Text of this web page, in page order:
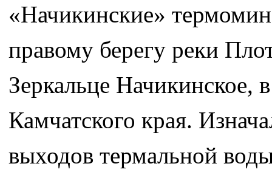
«Начикинские»
правому берегу реки
Зеркальце Начикинское,
Камчатского края.
выходов термальной